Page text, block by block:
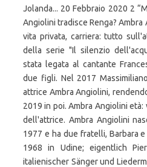
Jolanda... 20 Febbraio 2020 2
Angiolini tradisce Renga?
vita privata, carriera: tutto
della serie "Il silenzio
stata legata al cantante
due figli. Nel 2017
attrice Ambra Angiolini,
2019 in poi. Ambra Angiolini
dell'attrice. Ambra Angiolini
1977 e ha due fratelli, Barbara
1968 in Udine; eigentlich
italienischer Sänger und